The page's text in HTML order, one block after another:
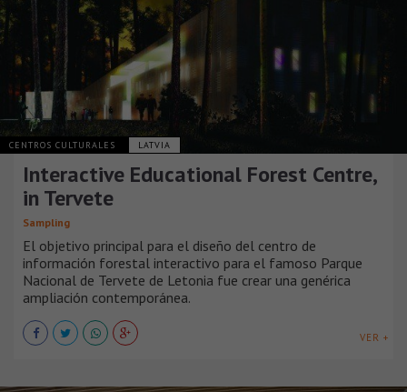
CENTROS CULTURALES LATVIA
Interactive Educational Forest Centre,
in Tervete
Sampling
El objetivo principal para el diseño del centro de
información forestal interactivo para el famoso Parque
Nacional de Tervete de Letonia fue crear una genérica
ampliación contemporánea.
VER +